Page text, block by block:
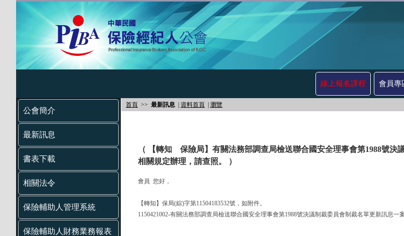
線上報名課程 會員專
公會簡介
最新訊息
書表下載
相關法令
保險輔助人管理系統
保險輔助人財務業務報表
首頁 >> 最新訊息 資料首頁 瀏覽
（ 【轉知 保險局】有關法務部調查局檢送聯合國安全理事會第1988號
相關規定辦理，請查照。 ）
會員 您好，
【轉知】保局(綜)字第11504183532號，如附件。
1150421002-有關法務部調查局檢送聯合國安全理事會第1988號決議制裁委員會制裁名單更新訊息一